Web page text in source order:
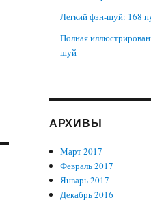
Легкий фэн-шуй: 168
Полная
шуй
АРХИВЫ
Март 2017
Февраль 2017
Январь 2017
Декабрь 2016